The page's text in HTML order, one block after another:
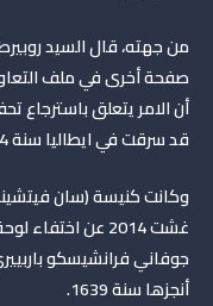
من جهته، قال السيد
صفحة أخرى في ملف
أن الامر يتعلق باسترجاع
قد سرقت في ايطاليا سنة 2014
وكانت كنيسة (سان
غشت 2014 عن
جوفاني فرانشيسكو
أنجزها سنة 1639
.